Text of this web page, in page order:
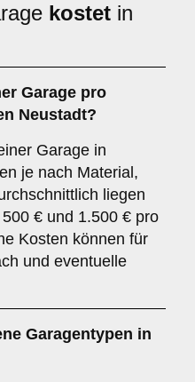
kostet in
Garage pro
Neustadt?
Garage in
je nach Material,
liegen
€ und 1.500 € pro
Kosten können für
und eventuelle
Garagentypen in